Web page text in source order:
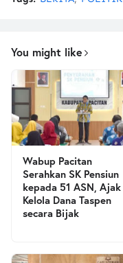
You might like
Wabup Pacitan
Serahkan SK Pensiun
kepada 51 ASN, Ajak
Kelola Dana Taspen
secara Bijak